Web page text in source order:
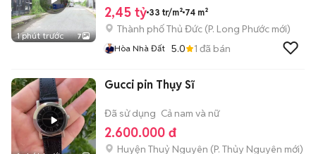
1 phút trước 7
2,45 tỷ 33 tr/m² 74 m²
Thành phố Thủ Đức (P. Long Phước mới)
Hòa Nhà Đất 5.0 1 đã bán
Gucci pin Thụy Sĩ
Đã sử dụng Cả nam và nữ
2.600.000 đ
Huyện Thuỷ Nguyên (P. Thủy Nguyên mới)